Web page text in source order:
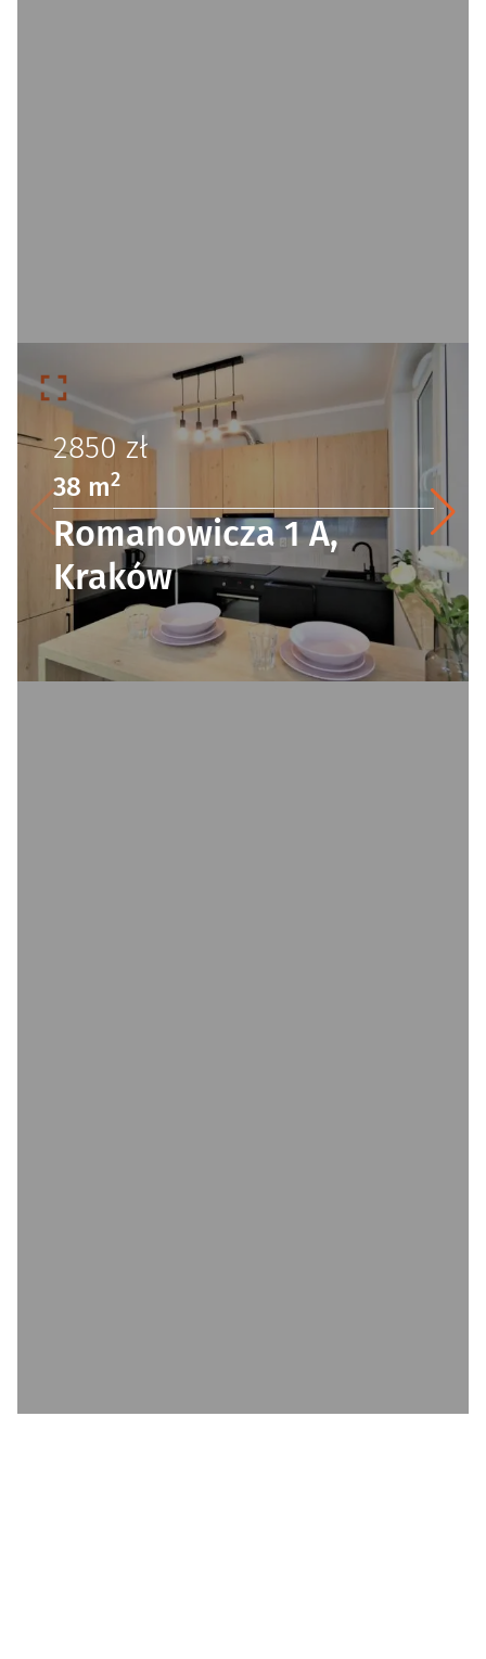
2850zł
38 m2
Romanowicza 1 A,
Kraków